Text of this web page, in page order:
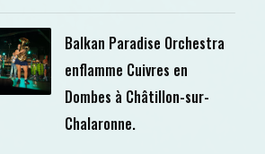
Balkan Paradise Orchestra
enflamme Cuivres en
Dombes à Châtillon-sur-
Chalaronne.